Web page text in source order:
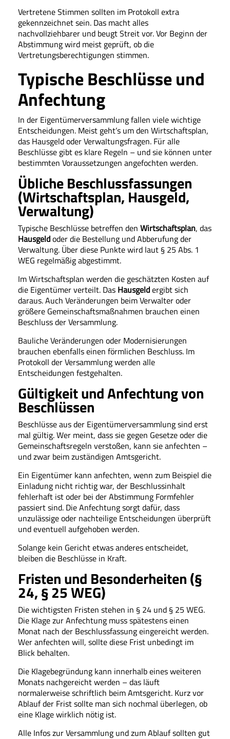
Vertretene Stimmen sollten im Protokoll extra
gekennzeichnet sein. Das macht alles
nachvollziehbarer und beugt Streit vor. Vor Beginn der
Abstimmung wird meist geprüft, ob die
Vertretungsberechtigungen stimmen.
Typische Beschlüsse und
Anfechtung
In der Eigentümerversammlung fallen viele wichtige
Entscheidungen. Meist geht’s um den Wirtschaftsplan,
das Hausgeld oder Verwaltungsfragen. Für alle
Beschlüsse gibt es klare Regeln – und sie können unter
bestimmten Voraussetzungen angefochten werden.
Übliche Beschlussfassungen
(Wirtschaftsplan, Hausgeld,
Verwaltung)
Typische Beschlüsse betreffen den Wirtschaftsplan, das
Hausgeldoder die Bestellung und Abberufung der
Verwaltung. Über diese Punkte wird laut § 25 Abs. 1
WEG regelmäßig abgestimmt.
Im Wirtschaftsplan werden die geschätzten Kosten auf
die Eigentümer verteilt. Das Hausgeldergibt sich
daraus. Auch Veränderungen beim Verwalter oder
größere Gemeinschaftsmaßnahmen brauchen einen
Beschluss der Versammlung.
Bauliche Veränderungen oder Modernisierungen
brauchen ebenfalls einen förmlichen Beschluss. Im
Protokoll der Versammlung werden alle
Entscheidungen festgehalten.
Gültigkeit und Anfechtung von
Beschlüssen
Beschlüsse aus der Eigentümerversammlung sind erst
mal gültig. Wer meint, dass sie gegen Gesetze oder die
Gemeinschaftsregeln verstoßen, kann sie anfechten –
und zwar beim zuständigen Amtsgericht.
Ein Eigentümer kann anfechten, wenn zum Beispiel die
Einladung nicht richtig war, der Beschlussinhalt
fehlerhaft ist oder bei der Abstimmung Formfehler
passiert sind. Die Anfechtung sorgt dafür, dass
unzulässige oder nachteilige Entscheidungen überprüft
und eventuell aufgehoben werden.
Solange kein Gericht etwas anderes entscheidet,
bleiben die Beschlüsse in Kraft.
Fristen und Besonderheiten (§
24, § 25 WEG)
Die wichtigsten Fristen stehen in § 24 und § 25 WEG.
Die Klage zur Anfechtung muss spätestens einen
Monat nach der Beschlussfassung eingereicht werden.
Wer anfechten will, sollte diese Frist unbedingt im
Blick behalten.
Die Klagebegründung kann innerhalb eines weiteren
Monats nachgereicht werden – das läuft
normalerweise schriftlich beim Amtsgericht. Kurz vor
Ablauf der Frist sollte man sich nochmal überlegen, ob
eine Klage wirklich nötig ist.
Alle Infos zur Versammlung und zum Ablauf sollten gut